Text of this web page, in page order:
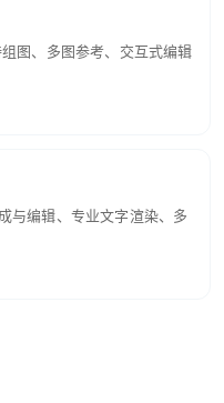
图、多图参考、交互式编辑
与编辑、专业文字渲染、多